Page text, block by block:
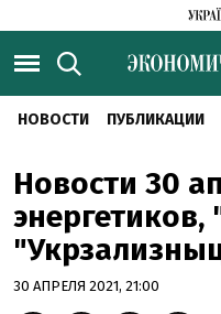
НОВОСТИ ПУБЛИКАЦИИ
Новости 30
30 АПРЕЛЯ 2021, 21:00